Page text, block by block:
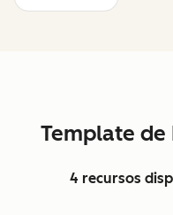
Template de
4 recursos